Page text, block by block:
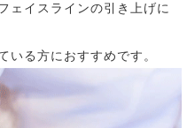
ェイスラインの引き上げに
いる方におすすめです。